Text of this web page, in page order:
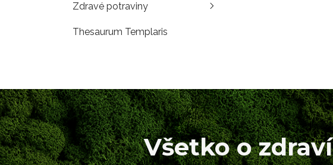
Zdravé potraviny
Thesaurum Templaris
Všetko o zdraví